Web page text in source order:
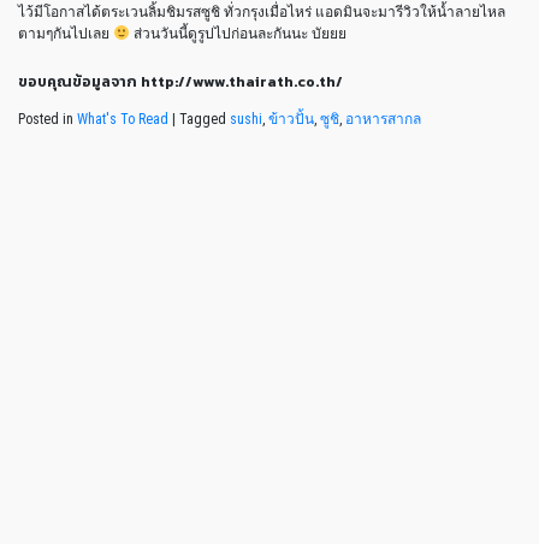
ไว้มีโอกาสได้ตระเวนลิ้มชิมรสซูชิ ทั่วกรุงเมื่อไหร่ แอดมินจะมารีวิวให้น้ำลายไหล
ตามๆกันไปเลย
ส่วนวันนี้ดูรูปไปก่อนละกันนะ บัยยย
ขอบคุณข้อมูลจาก http://www.thairath.co.th/
Posted in What's To Read | Tagged sushi ข้าวปั้น ซูชิ อาหารสากล